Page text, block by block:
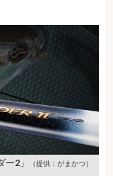
2」 （提供：がまかつ）